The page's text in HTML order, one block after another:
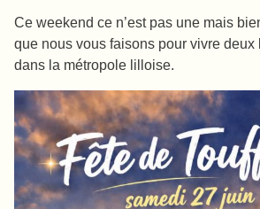
Ce weekend ce n’est pas une mais
que nous vous faisons pour vivre deux
dans la métropole lilloise.